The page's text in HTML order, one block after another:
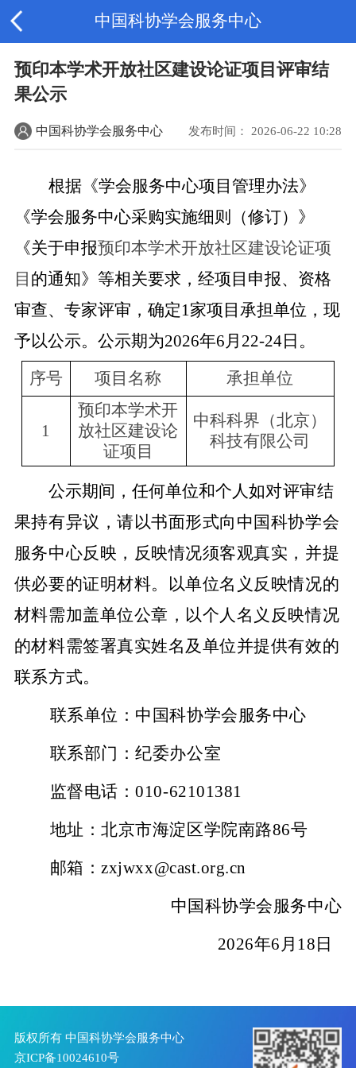
中国科协学会服务中心
预印本学术开放社区建设论证项目评审结
果公示
中国科协学会服务中心 发布时间： 2026-06-22 10:28
根据《学会服务中心项目管理办法》
《学会服务中心采购实施细则（修订）》
《关于申报预印本学术开放社区建设论证项
目 的通知》等相关要求，经项目申报、资格
审查、专家评审，确定1家项目承担单位，现
予以公示。公示期为2026年6月22-24日。
序号
项目名称 承担单位
1
预印本学术开
放社区建设论
证项目
中科科界（北京）
科技有限公司
公示期间，任何单位和个人如对评审结
果持有异议，请以书面形式向中国科协学会
服务中心反映，反映情况须客观真实，并提
供必要的证明材料。以单位名义反映情况的
材料需加盖单位公章，以个人名义反映情况
的材料需签署真实姓名及单位并提供有效的
联系方式。
联系单位：中国科协学会服务中心
联系部门：纪委办公室
监督电话：010-62101381
地址：北京市海淀区学院南路86号
邮箱：zxjwxx@cast.org.cn
中国科协学会服务中心
2026年6月18日
版权所有 中国科协学会服务中心
京ICP备10024610号